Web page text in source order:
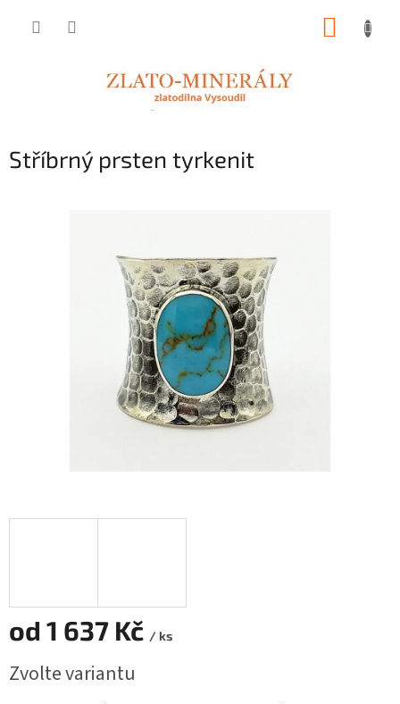
Stříbrný prsten tyrkenit
od 1 637 Kč / ks
cena:
Zvolte variantu